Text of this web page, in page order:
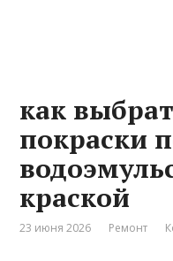
как
покраски
краской
23 июня 2026 Ремонт